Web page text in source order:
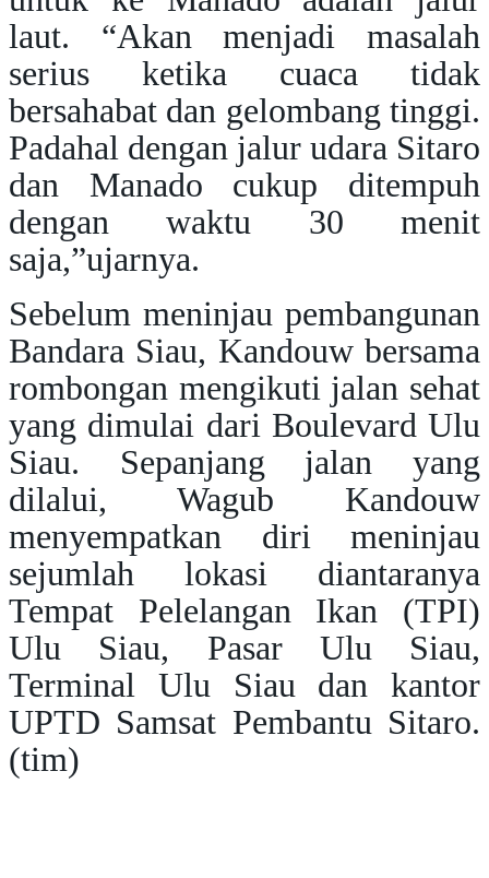
laut. “Akan menjadi masalah
serius ketika cuaca tidak
bersahabat dan gelombang tinggi.
Padahal dengan jalur udara Sitaro
dan Manado cukup ditempuh
dengan waktu 30 menit
saja,”ujarnya.
Sebelum meninjau pembangunan
Bandara Siau, Kandouw bersama
rombongan mengikuti jalan sehat
yang dimulai dari Boulevard Ulu
Siau. Sepanjang jalan yang
dilalui, Wagub Kandouw
menyempatkan diri meninjau
sejumlah lokasi diantaranya
Tempat Pelelangan Ikan (TPI)
Ulu Siau, Pasar Ulu Siau,
Terminal Ulu Siau dan kantor
UPTD Samsat Pembantu Sitaro.
(tim)